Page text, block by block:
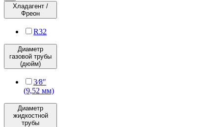
Хладагент /
Фреон
R32
Диаметр
газовой трубы
(дюйм)
3⁄8″
(9,52 мм)
Диаметр
жидкостной
трубы